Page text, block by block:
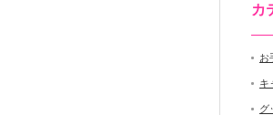
カ
お
キ
グ